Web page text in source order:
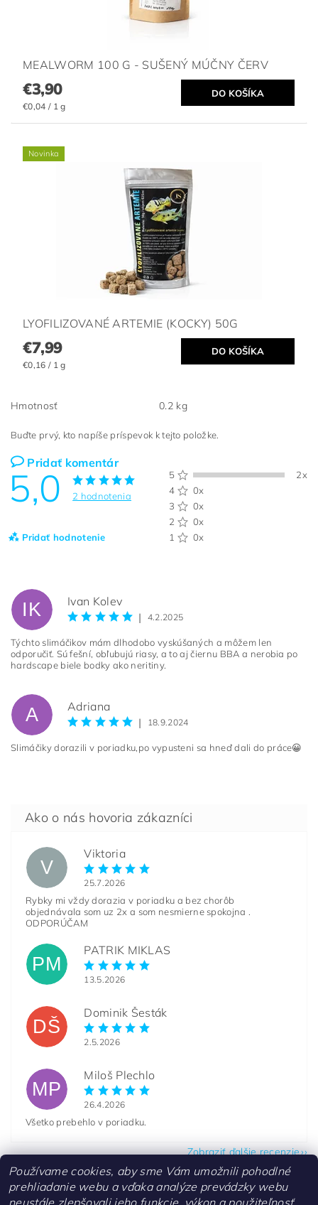
MEALWORM 100 G - SUŠENÝ MÚČNY ČERV
€3,90
€0,04 / 1 g
Novinka
LYOFILIZOVANÉ ARTEMIE (KOCKY) 50G
€7,99
€0,16 / 1 g
Hmotnosť 0.2 kg
Buďte prvý, kto napíše príspevok k tejto položke.
Pridať komentár
5,0 2 hodnotenia
Pridať hodnotenie
5
2x
4
0x
3
0x
2
0x
1
0x
IK
Ivan Kolev
|
4.2.2025
Týchto slimáčikov mám dlhodobo vyskúšaných a môžem len
odporučiť. Sú fešní, obľubujú riasy, a to aj čiernu BBA a nerobia po
hardscape biele bodky ako neritiny.
A
Adriana
|
18.9.2024
Slimáčiky dorazili v poriadku,po vypusteni sa hneď dali do práce😀
V
Viktoria
25.7.2026
Rybky mi vždy dorazia v poriadku a bez chorôb
objednávala som uz 2x a som nesmierne spokojna .
ODPORÚČAM
PM
PATRIK MIKLAS
13.5.2026
DŠ
Dominik Šesták
2.5.2026
MP
Miloš Plechlo
26.4.2026
Všetko prebehlo v poriadku.
Zobraziť ďalšie recenzie
Používame cookies, aby sme Vám umožnili pohodlné
prehliadanie webu a vďaka analýze prevádzky webu
neustále zlepšovali jeho funkcie, výkon a použiteľnosť.